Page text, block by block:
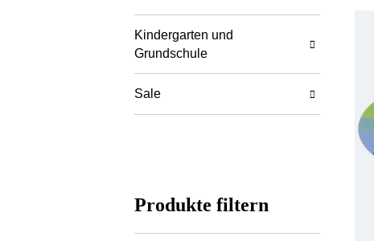
Optische Bank Und
Zubehör
Optische Bauelemente
Kindergarten und
Grundschule
Sale
Produkte filtern